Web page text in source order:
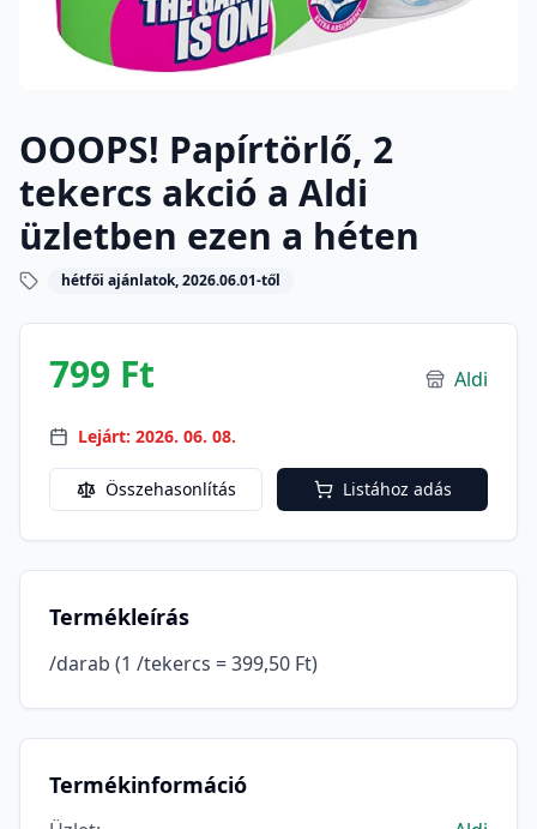
OOOPS! Papírtörlő, 2
tekercs akció a Aldi
üzletben ezen a héten
hétfői ajánlatok, 2026.06.01-től
799 Ft Aldi
Lejárt: 2026. 06. 08.
Összehasonlítás Listához adás
Termékleírás
/darab (1 /tekercs = 399,50 Ft)
Termékinformáció